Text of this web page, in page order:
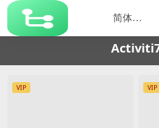
VIP VIP